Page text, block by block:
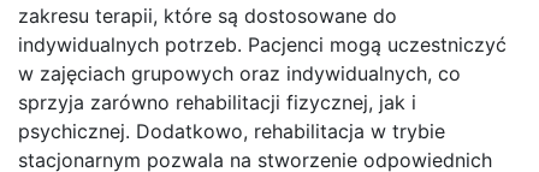
zakresu terapii, które są dostosowane do
indywidualnych potrzeb. Pacjenci mogą uczestniczyć
w zajęciach grupowych oraz indywidualnych, co
sprzyja zarówno rehabilitacji fizycznej, jak i
psychicznej. Dodatkowo, rehabilitacja w trybie
stacjonarnym pozwala na stworzenie odpowiednich